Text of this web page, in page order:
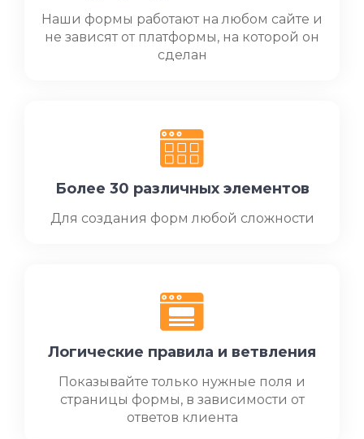
Наши формы работают на любом сайте и
не зависят от платформы, на которой он
сделан
Более 30 различных элементов
Для создания форм любой сложности
Логические правила и ветвления
Показывайте только нужные поля и
страницы формы, в зависимости от
ответов клиента